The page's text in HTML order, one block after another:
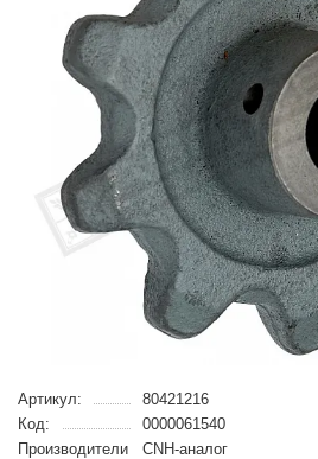
Артикул:
80421216
Код:
0000061540
Производители
CNH-аналог